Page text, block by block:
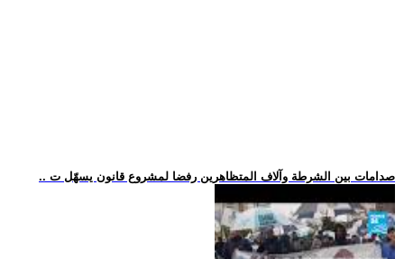
.. صدامات بين الشرطة وآلاف المتظاهرين رفضا لمشروع قانون يسهّل ت